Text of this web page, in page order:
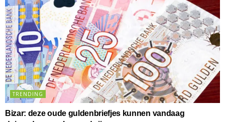
TRENDING
Bizar: deze oude guldenbriefjes kunnen vandaag